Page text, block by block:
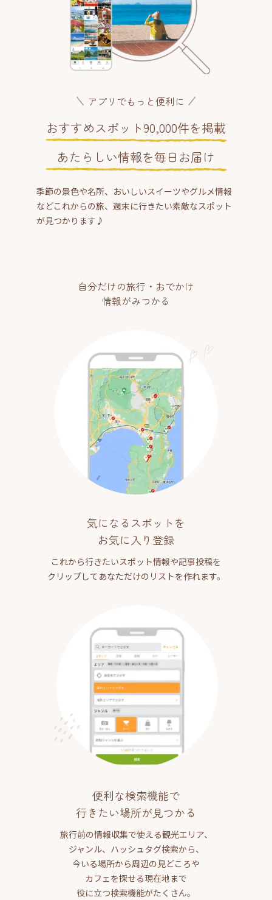
アプリでもっと便利に
おすすめスポット90,000件を掲載
あたらしい情報を毎日お届け
季節の景色や名所、おいしいスイーツやグルメ情報
などこれからの旅、週末に行きたい素敵なスポット
が見つかります♪
自分だけの旅行・おでかけ
情報がみつかる
気になるスポットを
お気に入り登録
これから行きたいスポット情報や記事投稿を
クリップしてあなただけのリストを作れます。
便利な検索機能で
行きたい場所が見つかる
旅行前の情報収集で使える観光エリア、
ジャンル、ハッシュタグ検索から、
今いる場所から周辺の見どころや
カフェを探せる現在地まで
役に立つ検索機能がたくさん。